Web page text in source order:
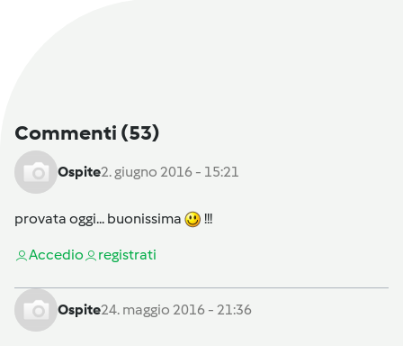
Commenti (53)
Ospite2. giugno 2016 - 15:21
provata oggi... buonissima !!!
Accedio registrati
Ospite24. maggio 2016 - 21:36